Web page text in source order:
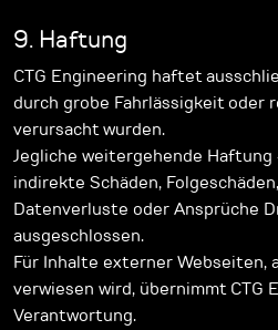
9. Haftung
CTG Engineering haftet
durch grobe Fahrlässigkeit oder
verursacht wurden.
Jegliche weitergehende
indirekte Schäden,
Datenverluste oder Ansprüche
ausgeschlossen.
Für Inhalte externer Webseiten,
verwiesen wird, übernimmt CTG
Verantwortung.